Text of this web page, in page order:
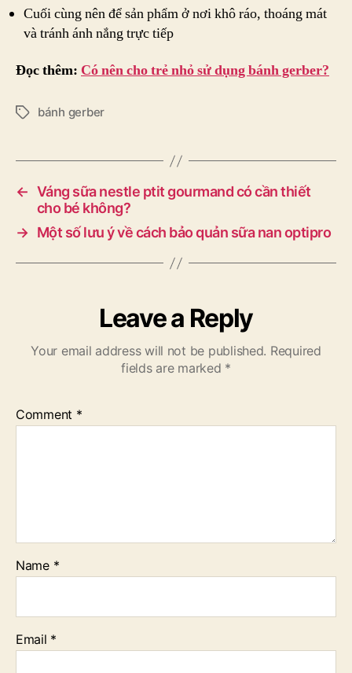
Cuối cùng nên để sản phẩm ở nơi khô ráo, thoáng mát
và tránh ánh nắng trực tiếp
Đọc thêm: Có nên cho trẻ nhỏ sử dụng bánh gerber?
Tagsbánh gerber
← Váng sữa nestle ptit gourmand có cần thiết
cho bé không?
→ Một số lưu ý về cách bảo quản sữa nan optipro
Leave a Reply
Your email address will not be published. Required
fields are marked *
Comment *
Name *
Email *